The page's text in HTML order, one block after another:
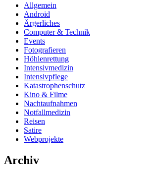
Allgemein
Android
Ärgerliches
Computer & Technik
Events
Fotografieren
Höhlenrettung
Intensivmedizin
Intensivpflege
Katastrophenschutz
Kino & Filme
Nachtaufnahmen
Notfallmedizin
Reisen
Satire
Webprojekte
Archiv